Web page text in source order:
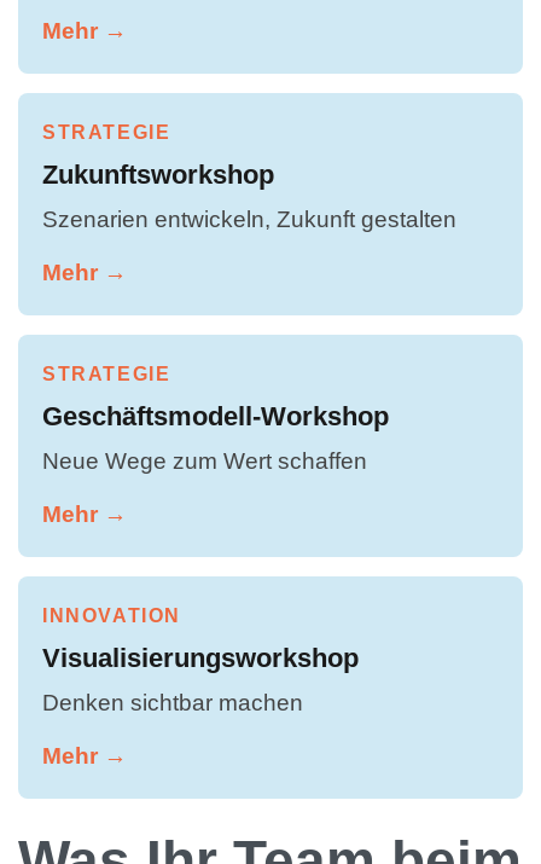
Mehr →
STRATEGIE
Zukunftsworkshop
Szenarien entwickeln, Zukunft gestalten
Mehr →
STRATEGIE
Geschäftsmodell-Workshop
Neue Wege zum Wert schaffen
Mehr →
INNOVATION
Visualisierungsworkshop
Denken sichtbar machen
Mehr →